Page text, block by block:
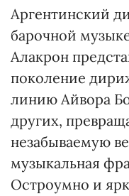
Аргентинский
барочной
Алакрон
поколение
линию Айвора
других,
незабываемую
музыкальная
Остроумно и